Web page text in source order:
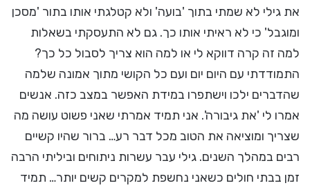
את גילי לא שמתי בתוך 'בועה' ולא קטלגתי אותו בתור 'מסכן
ומוגבל' כי לא ראיתי אותו כך. גם לא התעסקתי בשאלות
למה זה קרה דווקא לי או למה הוא צריך לסבול כל כך?
התמודדתי עם היום יום ועם כל הקושי מתוך אמונה שלמה
שהדברים ילכו וישתפרו במידת האפשר במצב כזה. אנשים
אמרו לי 'את גיבורה'. אני תמיד אמרתי שאני פשוט עושה מה
שצריך ומוציאה את הטוב מכל דבר רע… ברור שהיו קשיים
רבים במהלך השנים. גילי עבר עשרות ניתוחים וביליתי הרבה
זמן בבתי חולים כשאני נחשפת למקרים קשים יותר… תמיד